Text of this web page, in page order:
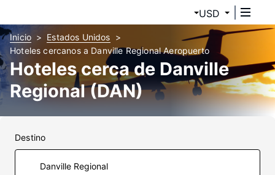
USD
Inicio
Estados Unidos
Hoteles cercanos a Danville Regional Aeropuerto
Hoteles cerca de Danville
Regional (DAN)
Destino